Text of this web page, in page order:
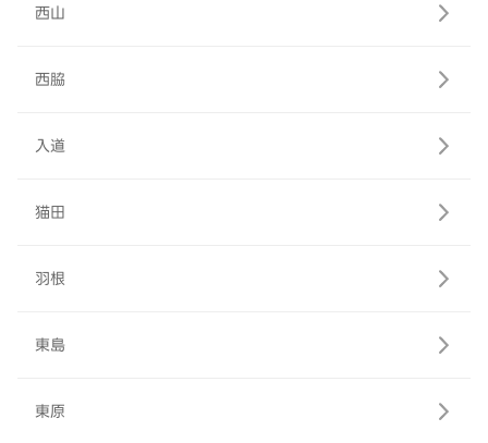
西山
西脇
入道
猫田
羽根
東島
東原